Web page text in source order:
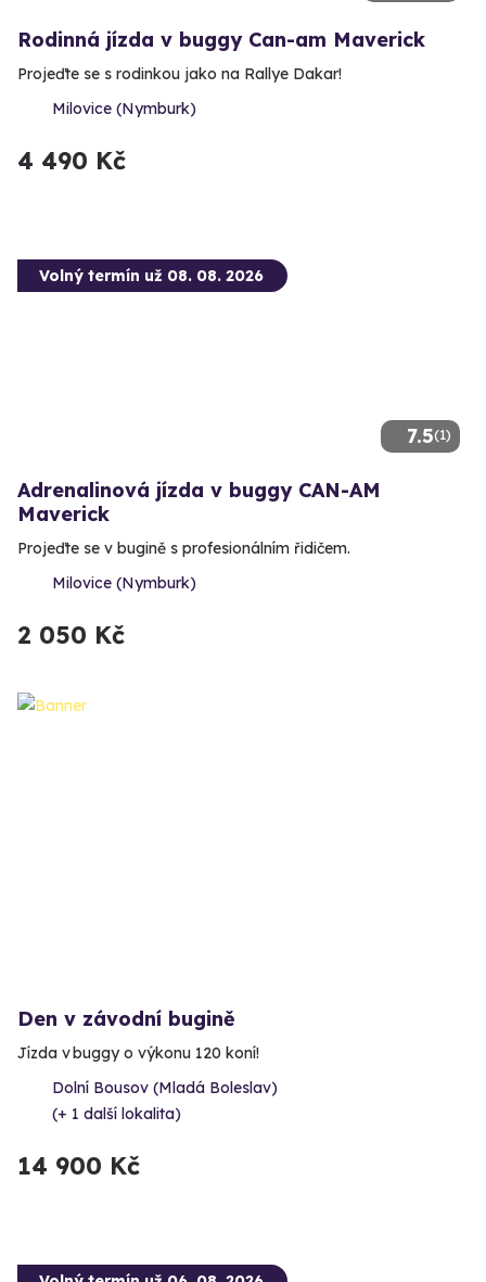
Rodinná jízda v buggy Can-am Maverick
Projeďte se s rodinkou jako na Rallye Dakar!
Milovice (Nymburk)
4 490 Kč
7.5(1)
Volný termín už 08. 08. 2026
Adrenalinová jízda v buggy CAN-AM
Maverick
Projeďte se v bugině s profesionálním řidičem.
Milovice (Nymburk)
2 050 Kč
Den v závodní bugině
Jízda v buggy o výkonu 120 koní!
Dolní Bousov (Mladá Boleslav)
(+ 1 další lokalita)
14 900 Kč